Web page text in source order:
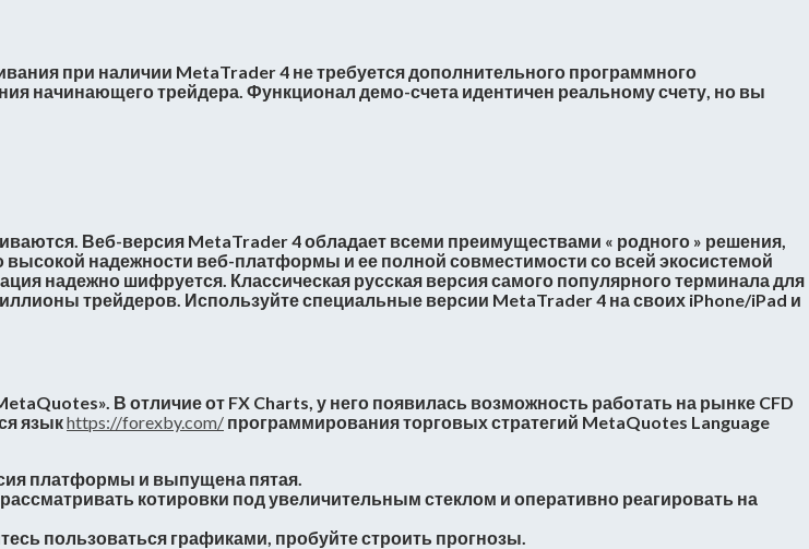
при наличии MetaTrader 4 не требуется дополнительного программного
начинающего трейдера. Функционал демо-счета идентичен реальному счету, но вы
Веб-версия MetaTrader 4 обладает всеми преимуществами « родного » решения,
надежности веб-платформы и ее полной совместимости со всей экосистемой
надежно шифруется. Классическая русская версия самого популярного терминала для
трейдеров. Используйте специальные версии MetaTrader 4 на своих iPhone/iPad и
В отличие от FX Charts, у него появилась возможность работать на рынке CFD
языкhttps://forexby.com/ программирования торговых стратегий MetaQuotes Language
платформы и выпущена пятая.
котировки под увеличительным стеклом и оперативно реагировать на
пользоваться графиками, пробуйте строить прогнозы.